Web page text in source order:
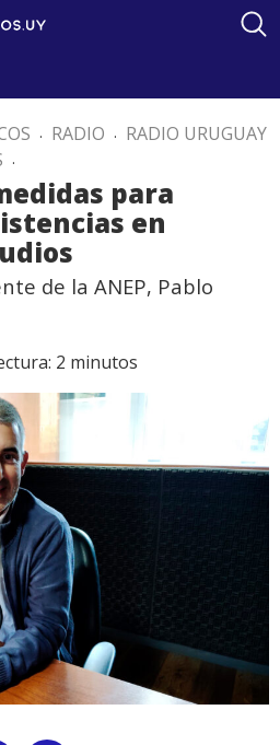
. RADIO . RADIO URUGUAY
.
para
en
de la ANEP, Pablo
2 minutos